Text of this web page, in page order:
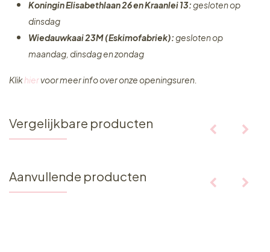
Koningin Elisabethlaan 26 en Kraanlei 13:gesloten op
dinsdag
Wiedauwkaai 23M (Eskimofabriek):gesloten op
maandag, dinsdag en zondag
Klikhiervoor meer info over onze openingsuren.
Vergelijkbare producten
Aanvullende producten